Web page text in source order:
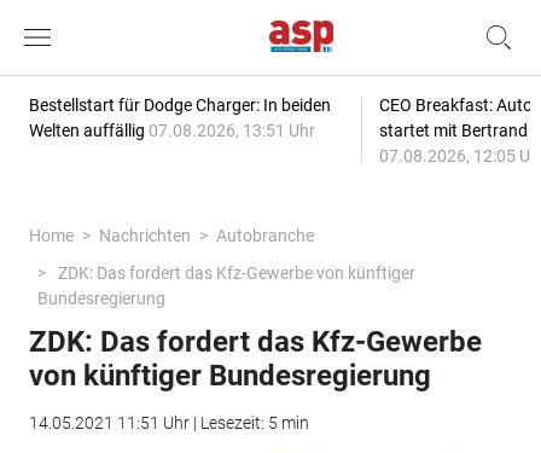
Bestellstart für Dodge Charger: In beiden
Welten auffällig 07.08.2026, 13:51 Uhr
CEO Breakfast:
startet mit Bertrand
07.08.2026, 12:05
Home Nachrichten
Autobranche
ZDK: Das fordert das Kfz-Gewerbe von künftiger
Bundesregierung
ZDK: Das fordert das Kfz-Gewerbe
von künftiger Bundesregierung
14.05.2021 11:51 Uhr | Lesezeit: 5 min